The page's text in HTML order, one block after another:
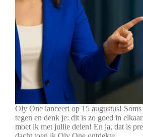
Oly One lanceert op 15 augustus!
tegen en denk je: dit is zo goed in
moet ik met jullie delen! En ja, dat is